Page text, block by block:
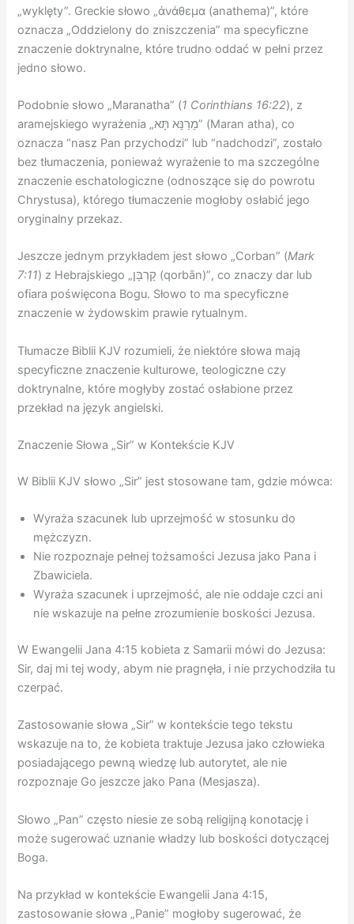
„wyklęty”. Greckie słowo „ἀνάθεμα (anathema)”, które
oznacza „Oddzielony do zniszczenia” ma specyficzne
znaczenie doktrynalne, które trudno oddać w pełni przez
jedno słowo.
Podobnie słowo „Maranatha” (1 Corinthians 16:22), z
aramejskiego wyrażenia „מָרַנָּא תָּא” (Maran atha), co
oznacza “nasz Pan przychodzi” lub “nadchodzi”, zostało
bez tłumaczenia, ponieważ wyrażenie to ma szczególne
znaczenie eschatologiczne (odnoszące się do powrotu
Chrystusa), którego tłumaczenie mogłoby osłabić jego
oryginalny przekaz.
Jeszcze jednym przykładem jest słowo „Corban” (Mark
7:11) z Hebrajskiego „קָרְבָּן (qorbān)”, co znaczy dar lub
ofiara poświęcona Bogu. Słowo to ma specyficzne
znaczenie w żydowskim prawie rytualnym.
Tłumacze Biblii KJV rozumieli, że niektóre słowa mają
specyficzne znaczenie kulturowe, teologiczne czy
doktrynalne, które mogłyby zostać osłabione przez
przekład na język angielski.
Znaczenie Słowa „Sir” w Kontekście KJV
W Biblii KJV słowo „Sir” jest stosowane tam, gdzie mówca:
Wyraża szacunek lub uprzejmość w stosunku do
mężczyzn.
Nie rozpoznaje pełnej tożsamości Jezusa jako Pana i
Zbawiciela.
Wyraża szacunek i uprzejmość, ale nie oddaje czci ani
nie wskazuje na pełne zrozumienie boskości Jezusa.
W Ewangelii Jana 4:15 kobieta z Samarii mówi do Jezusa:
Sir, daj mi tej wody, abym nie pragnęła, i nie przychodziła tu
czerpać.
Zastosowanie słowa „Sir” w kontekście tego tekstu
wskazuje na to, że kobieta traktuje Jezusa jako człowieka
posiadającego pewną wiedzę lub autorytet, ale nie
rozpoznaje Go jeszcze jako Pana (Mesjasza).
Słowo „Pan” często niesie ze sobą religijną konotację i
może sugerować uznanie władzy lub boskości dotyczącej
Boga.
Na przykład w kontekście Ewangelii Jana 4:15,
zastosowanie słowa „Panie” mogłoby sugerować, że